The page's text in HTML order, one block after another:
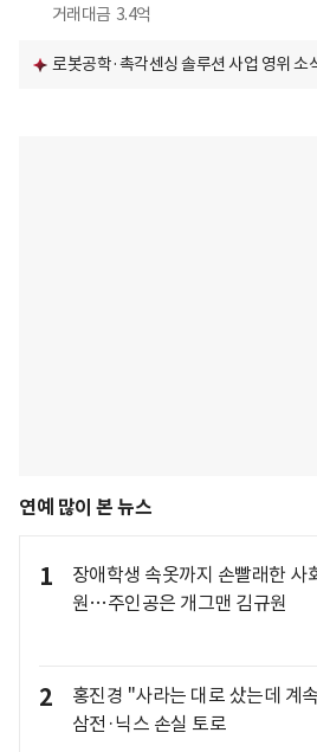
거래대금 3.4억
로봇공학·촉각센싱 솔루션 사업 영위 소
연예 많이 본 뉴스
1
장애학생 속옷까지 손빨래한 사
원…주인공은 개그맨 김규원
2
홍진경 "사라는 대로 샀는데 계
삼전·닉스 손실 토로